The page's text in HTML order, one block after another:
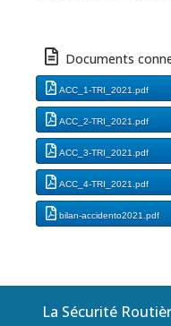
Documents
ACC_1-TRI_2021.pdf
ACC_2-TRI_2021.pdf
ACC_3-TRI_2021.pdf
ACC_4-TRI_2021.pdf
bilan-accidento2021.pdf
La Sécurité